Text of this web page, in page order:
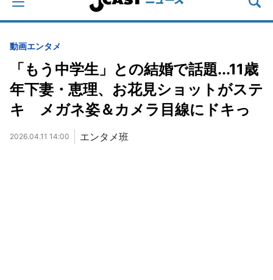
動画エンタメ
「もう中学生」との結婚で話題...11歳
年下妻・恵理、お花見ショットがステ
キ メガネ姿＆カメラ目線にドキっ
2026.04.11 14:00 エンタメ班